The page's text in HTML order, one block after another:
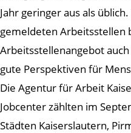
Jahr geringer aus als
gemeldeten Arbeitsstellen
Arbeitsstellenangebot
gute Perspektiven für
Die Agentur für Arbeit
Jobcenter zählten im
Städten Kaiserslautern,